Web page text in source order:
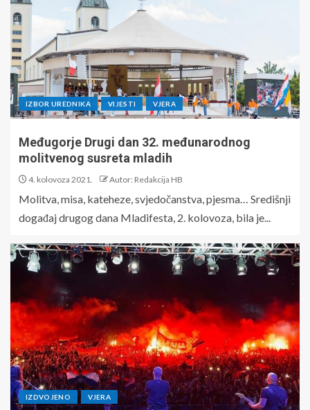
IZBOR UREDNIKA VIJESTI VJERA
Međugorje Drugi dan 32. međunarodnog
molitvenog susreta mladih
4. kolovoza 2021. Autor: Redakcija HB
Molitva, misa, kateheze, svjedočanstva, pjesma… Središnji
događaj drugog dana Mladifesta, 2. kolovoza, bila je...
IZDVOJENO VJERA